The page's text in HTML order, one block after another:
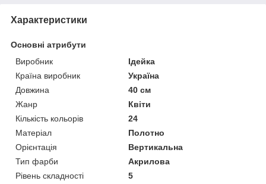
Характеристики
Основні атрибути
Виробник
Ідейка
Країна виробник
Україна
Довжина
40 см
Жанр
Квіти
Кількість кольорів
24
Матеріал
Полотно
Орієнтація
Вертикальна
Тип фарби
Акрилова
Рівень складності
5